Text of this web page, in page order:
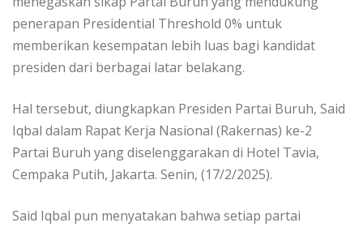
penerapan Presidential Threshold 0% untuk
memberikan kesempatan lebih luas bagi kandidat
presiden dari berbagai latar belakang.
Hal tersebut, diungkapkan Presiden Partai Buruh, Said
Iqbal dalam Rapat Kerja Nasional (Rakernas) ke-2
Partai Buruh yang diselenggarakan di Hotel Tavia,
Cempaka Putih, Jakarta. Senin, (17/2/2025).
Said Iqbal pun menyatakan bahwa setiap partai